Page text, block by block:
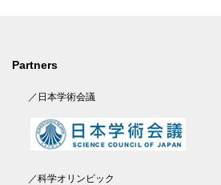
Partners
／日本学術会議
／科学オリンピック